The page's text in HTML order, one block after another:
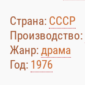
Страна: СССР
Производство:
Жанр:драма
Год: 1976